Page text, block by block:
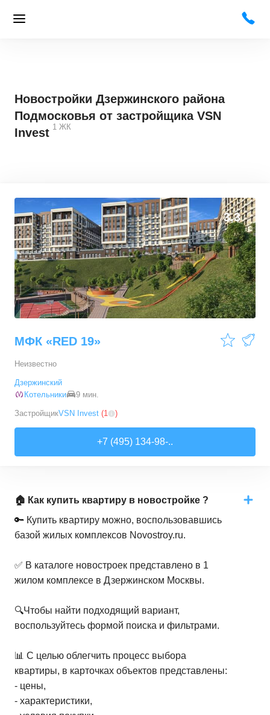
Новостройки Дзержинского района
Подмосковья от застройщика VSN
Invest 1 ЖК
3,3
МФК «RED 19»
Неизвестно
Дзержинский
Котельники
9 мин.
ЗастройщикVSN Invest (1 )
+7 (495) 134-98-..
🏠 Как купить квартиру в новостройке ?
🔑 Купить квартиру можно, воспользовавшись
базой жилых комплексов Novostroy.ru.
✅ В каталоге новостроек представлено в 1
жилом комплексе в Дзержинском Москвы.
🔍Чтобы найти подходящий вариант,
воспользуйтесь формой поиска и фильтрами.
📊 С целью облегчить процесс выбора
квартиры, в карточках объектов представлены:
- цены,
- характеристики,